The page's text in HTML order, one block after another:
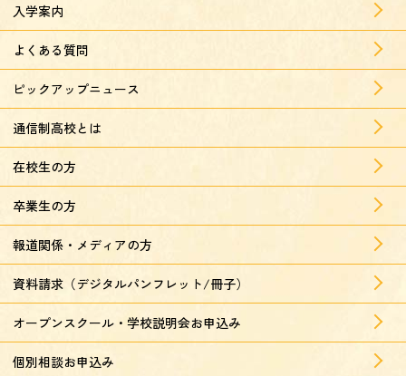
入学案内
よくある質問
ピックアップニュース
通信制高校とは
在校生の方
卒業生の方
報道関係・メディアの方
資料請求（デジタルパンフレット/冊子）
オープンスクール・学校説明会お申込み
個別相談お申込み